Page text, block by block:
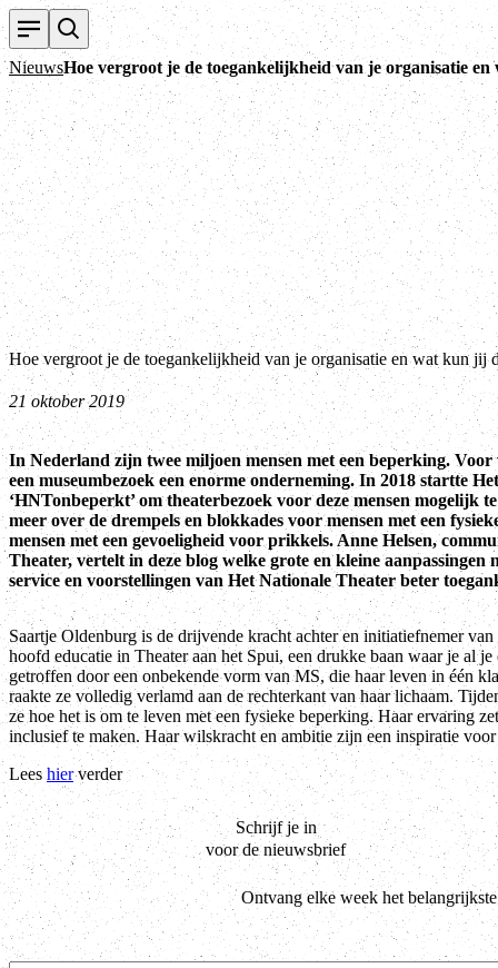
NieuwsHoe vergroot je de toegankelijkheid van je organisatie
Hoe vergroot je de toegankelijkheid van je organisatie en wat kun jij
21 oktober 2019
In Nederland zijn twee miljoen mensen met een beperking. Voor
een museumbezoek een enorme onderneming. In 2018 startte
‘HNTonbeperkt’ om theaterbezoek voor deze mensen mogelijk
meer over de drempels en blokkades voor mensen met een
mensen met een gevoeligheid voor prikkels. Anne Helsen,
Theater, vertelt in deze blog welke grote en kleine aanpassingen
service en voorstellingen van Het Nationale Theater beter
Saartje Oldenburg is de drijvende kracht achter en initiatiefnemer
hoofd educatie in Theater aan het Spui, een drukke baan waar je al
getroffen door een onbekende vorm van MS, die haar leven in één
raakte ze volledig verlamd aan de rechterkant van haar lichaam.
ze hoe het is om te leven met een fysieke beperking. Haar ervaring
inclusief te maken. Haar wilskracht en ambitie zijn een inspiratie
Leeshierverder
Schrijf je in
voor de nieuwsbrief
Ontvang elke week het